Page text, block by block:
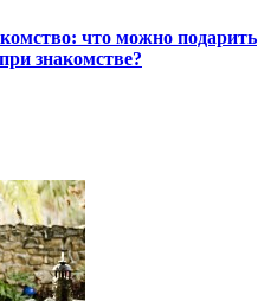
что можно подарить
знакомстве?